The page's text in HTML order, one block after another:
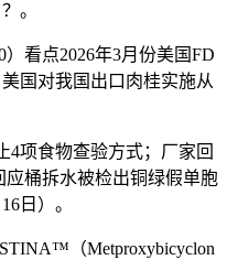
。
看点2026年3月份美国FD
国对我国出口肉桂实施从
食物查验方式；厂家回
桶拆水被检出铜绿假单胞
日）。
（Metproxybicyclon